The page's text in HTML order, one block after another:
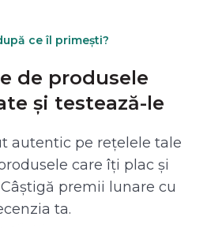
ce îl primești?
de produsele
și testează-le
autentic pe rețelele tale
care îți plac și
premii lunare cu
ta.